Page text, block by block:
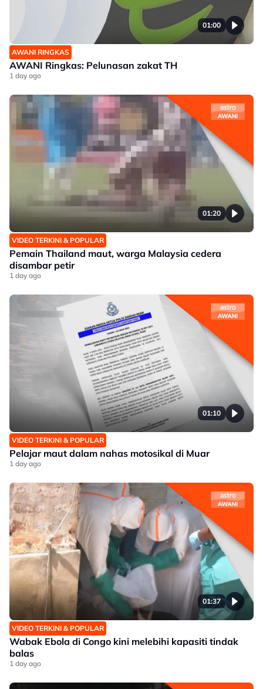
01:00
AWANI RINGKAS
AWANI Ringkas: Pelunasan zakat TH
1 day ago
01:20
VIDEO TERKINI & POPULAR
Pemain Thailand maut, warga Malaysia cedera
disambar petir
1 day ago
01:10
VIDEO TERKINI & POPULAR
Pelajar maut dalam nahas motosikal di Muar
1 day ago
01:37
VIDEO TERKINI & POPULAR
Wabak Ebola di Congo kini melebihi kapasiti tindak
balas
1 day ago